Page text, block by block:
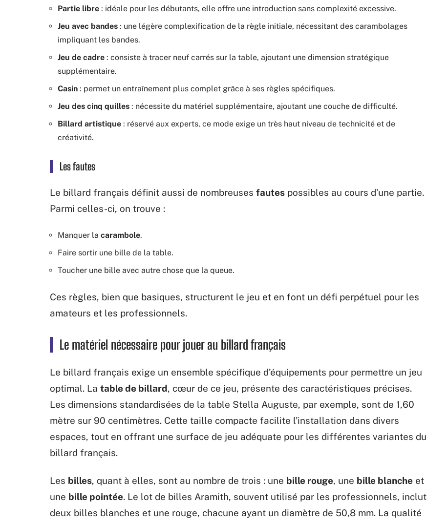
Partie libre : idéale pour les débutants, elle offre une introduction sans complexité excessive.
Jeu avec bandes : une légère complexification de la règle initiale, nécessitant des carambolages
impliquant les bandes.
Jeu de cadre : consiste à tracer neuf carrés sur la table, ajoutant une dimension stratégique
supplémentaire.
Casin : permet un entraînement plus complet grâce à ses règles spécifiques.
Jeu des cinq quilles : nécessite du matériel supplémentaire, ajoutant une couche de difficulté.
Billard artistique : réservé aux experts, ce mode exige un très haut niveau de technicité et de
créativité.
Les fautes
Le billard français définit aussi de nombreuses fautes possibles au cours d’une partie.
Parmi celles-ci, on trouve :
Manquer la carambole.
Faire sortir une bille de la table.
Toucher une bille avec autre chose que la queue.
Ces règles, bien que basiques, structurent le jeu et en font un défi perpétuel pour les
amateurs et les professionnels.
Le matériel nécessaire pour jouer au billard français
Le billard français exige un ensemble spécifique d’équipements pour permettre un jeu
optimal. La table de billard, cœur de ce jeu, présente des caractéristiques précises.
Les dimensions standardisées de la table Stella Auguste, par exemple, sont de 1,60
mètre sur 90 centimètres. Cette taille compacte facilite l’installation dans divers
espaces, tout en offrant une surface de jeu adéquate pour les différentes variantes du
billard français.
Les billes, quant à elles, sont au nombre de trois : une bille rouge, une bille blanche et
une bille pointée. Le lot de billes Aramith, souvent utilisé par les professionnels, inclut
deux billes blanches et une rouge, chacune ayant un diamètre de 50,8 mm. La qualité